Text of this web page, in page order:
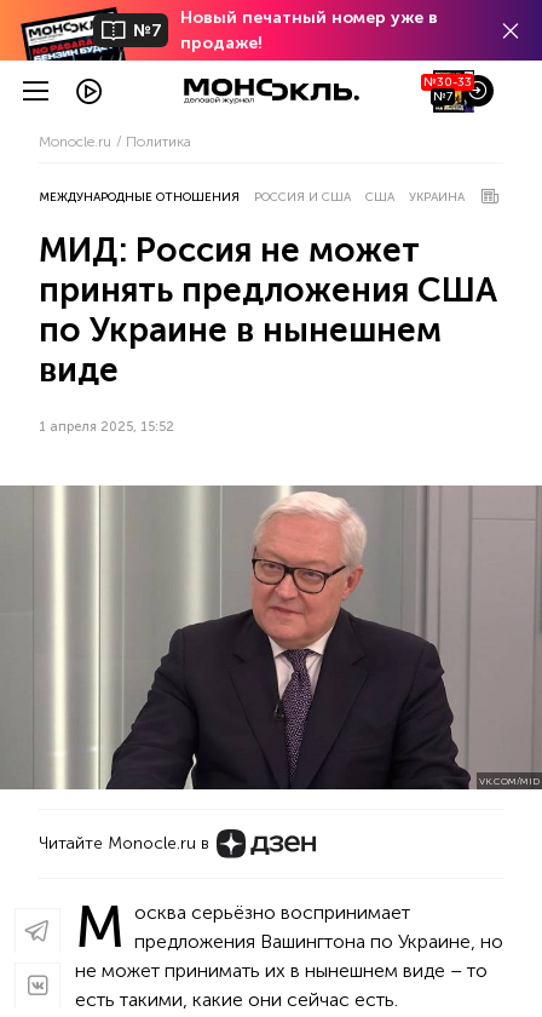
№7
Новый печатный номер уже в
продаже!
№30-33
№7
Monocle.ru Политика
МЕЖДУНАРОДНЫЕ ОТНОШЕНИЯ РОССИЯ И США США УКРАИНА
МИД: Россия не может
принять предложения США
по Украине в нынешнем
виде
1 апреля 2025, 15:52
VK.COM/MID
Читайте Monocle.ru в
М осква серьёзно воспринимает
предложения Вашингтона по Украине, но
не может принимать их в нынешнем виде – то
есть такими, какие они сейчас есть.